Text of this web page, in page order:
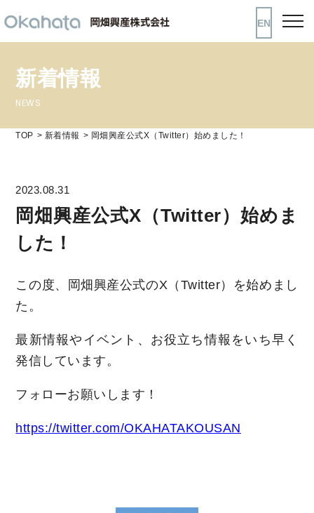
EN
新着情報
NEWS
TOP 新着情報 岡畑興産公式X（Twitter）始めました！
2023.08.31
岡畑興産公式X（Twitter）始めま
した！
この度、岡畑興産公式のX（Twitter）を始めまし
た。
最新情報やイベント、お役立ち情報をいち早く
発信しています。
フォローお願いします！
https://twitter.com/OKAHATAKOUSAN